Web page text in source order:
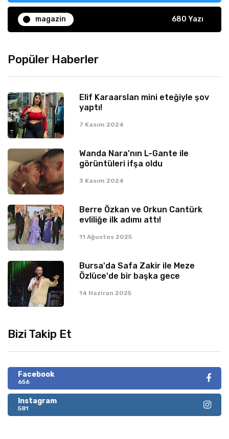
magazin 680 Yazı
Popüler Haberler
Elif Karaarslan mini eteğiyle şov
yaptı!
7 Kasım 2024
Wanda Nara'nın L-Gante ile
görüntüleri ifşa oldu
3 Kasım 2024
Berre Özkan ve Orkun Cantürk
evliliğe ilk adımı attı!
11 Ağustos 2025
Bursa'da Safa Zakir ile Meze
Özlüce'de bir başka gece
14 Haziran 2025
Bizi Takip Et
Facebook
656
Instagram
581